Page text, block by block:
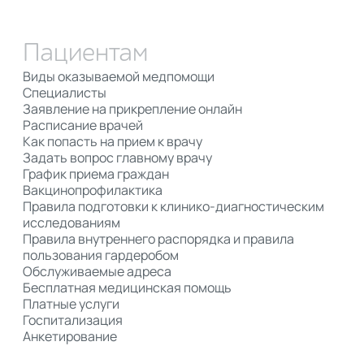
Пациентам
Виды оказываемой медпомощи
Специалисты
Заявление на прикрепление онлайн
Расписание врачей
Как попасть на прием к врачу
Задать вопрос главному врачу
График приема граждан
Вакцинопрофилактика
Правила подготовки к клинико-диагностическим
исследованиям
Правила внутреннего распорядка и правила
пользования гардеробом
Обслуживаемые адреса
Бесплатная медицинская помощь
Платные услуги
Госпитализация
Анкетирование